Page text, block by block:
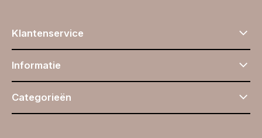
Klantenservice
Informatie
Categorieën